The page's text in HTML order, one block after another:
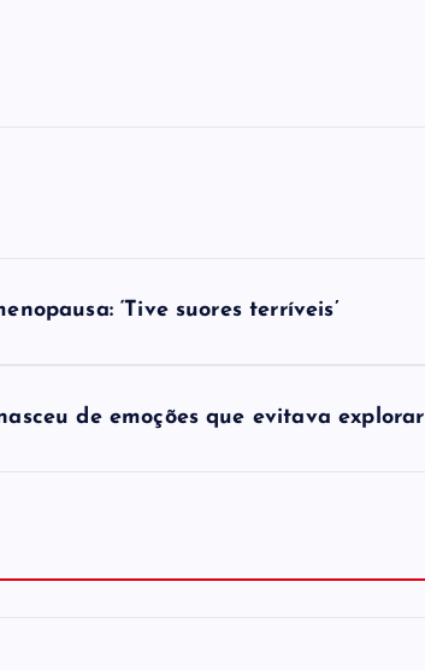
‘Tive suores terríveis’
de emoções que evitava explorar